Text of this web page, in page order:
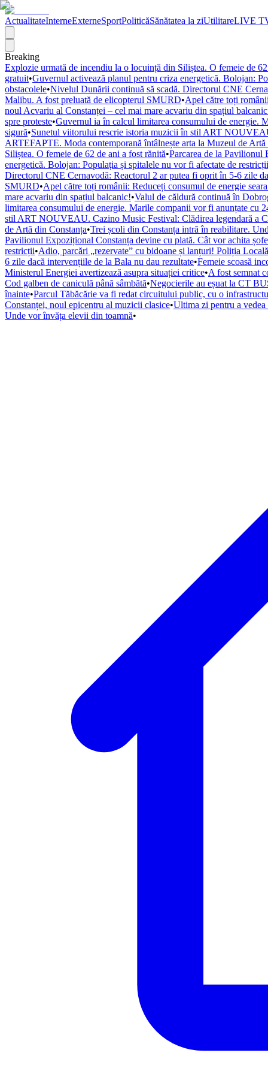
ActualitateInterneExterneSportPoliticăSănătatea la ziUtilitareLIVE
Breaking
Explozie urmată de incendiu la o locuință din Siliștea. O femeie de
gratuit•Guvernul activează planul pentru criza energetică. Bolojan:
obstacolele•Nivelul Dunării continuă să scadă. Directorul CNE
Malibu. A fost preluată de elicopterul SMURD•Apel către toți
noul Acvariu al Constanței – cel mai mare acvariu din spațiul
spre proteste•Guvernul ia în calcul limitarea consumului de energie.
sigură•Sunetul viitorului rescrie istoria muzicii în stil ART
ARTEFAPTE. Moda contemporană întâlnește arta la Muzeul de Artă
Siliștea. O femeie de 62 de ani a fost rănită•Parcarea de la Pavilionul
energetică. Bolojan: Populația și spitalele nu vor fi afectate de restricții
Directorul CNE Cernavodă: Reactorul 2 ar putea fi oprit în 5-6 zile
SMURD•Apel către toți românii: Reduceți consumul de energie
mare acvariu din spațiul balcanic!•Valul de căldură continuă în
limitarea consumului de energie. Marile companii vor fi anunțate cu
stil ART NOUVEAU. Cazino Music Festival: Clădirea legendară a
de Artă din Constanța•Trei școli din Constanța intră în reabilitare.
Pavilionul Expozițional Constanța devine cu plată. Cât vor achita
restricții•Adio, parcări „rezervate” cu bidoane și lanțuri! Poliția
6 zile dacă intervențiile de la Bala nu dau rezultate•Femeie scoasă
Ministerul Energiei avertizează asupra situației critice•A fost semnat
Cod galben de caniculă până sâmbătă•Negocierile au eșuat la CT
înainte•Parcul Tăbăcărie va fi redat circuitului public, cu o
Constanței, noul epicentru al muzicii clasice•Ultima zi pentru a
Unde vor învăța elevii din toamnă•